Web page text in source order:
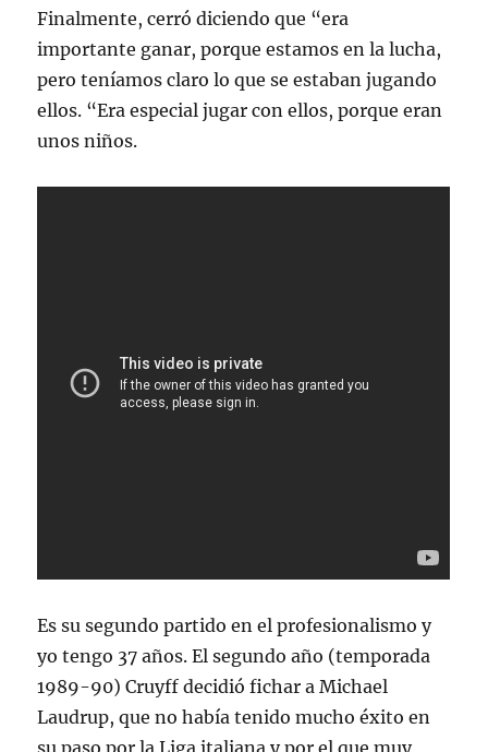
Finalmente, cerró diciendo que “era
importante ganar, porque estamos en la lucha,
pero teníamos claro lo que se estaban jugando
ellos. “Era especial jugar con ellos, porque eran
unos niños.
Es su segundo partido en el profesionalismo y
yo tengo 37 años. El segundo año (temporada
1989-90) Cruyff decidió fichar a Michael
Laudrup, que no había tenido mucho éxito en
su paso por la Liga italiana y por el que muy